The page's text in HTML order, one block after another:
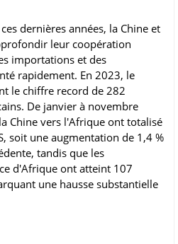
dernières années, la Chine et
leur coopération
importations et des
rapidement. En 2023, le
le chiffre record de 282
De janvier à novembre
Chine vers l'Afrique ont totalisé
soit une augmentation de 1,4 %
tandis que les
d'Afrique ont atteint 107
une hausse substantielle